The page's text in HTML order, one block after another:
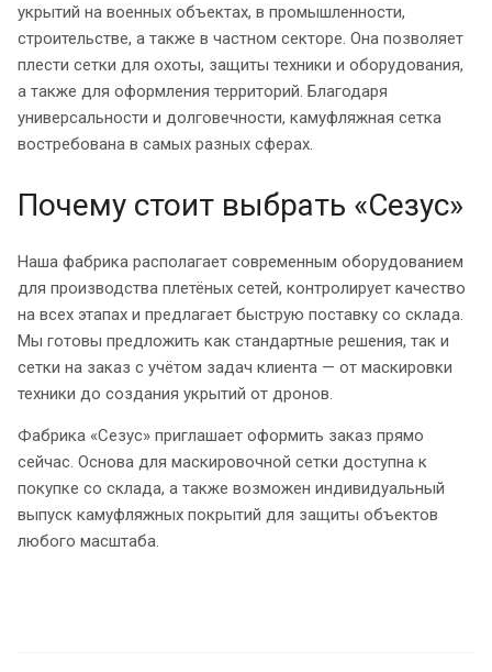
укрытий на военных объектах, в промышленности,
строительстве, а также в частном секторе. Она позволяет
плести сетки для охоты, защиты техники и оборудования,
а также для оформления территорий. Благодаря
универсальности и долговечности, камуфляжная сетка
востребована в самых разных сферах.
Почему стоит выбрать «Сезус»
Наша фабрика располагает современным оборудованием
для производства плетёных сетей, контролирует качество
на всех этапах и предлагает быструю поставку со склада.
Мы готовы предложить как стандартные решения, так и
сетки на заказ с учётом задач клиента — от маскировки
техники до создания укрытий от дронов.
Фабрика «Сезус» приглашает оформить заказ прямо
сейчас. Основа для маскировочной сетки доступна к
покупке со склада, а также возможен индивидуальный
выпуск камуфляжных покрытий для защиты объектов
любого масштаба.